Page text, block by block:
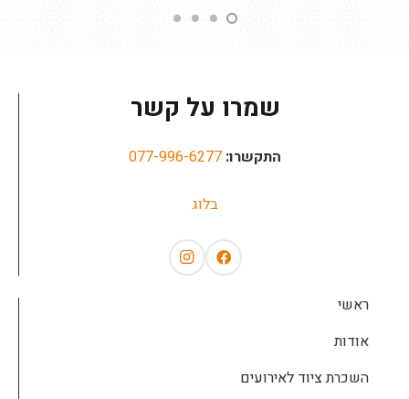
שמרו על קשר
התקשרו: 077-996-6277
בלוג
ראשי
אודות
השכרת ציוד לאירועים